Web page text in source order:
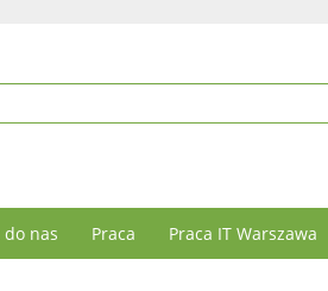
do nas Praca Praca IT Warszawa